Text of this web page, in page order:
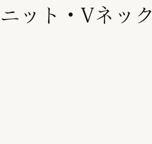
ット・Vネック